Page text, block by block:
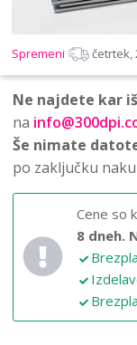
Spremeni četrtek,
Ne najdete kar
na
Še nimate
po zaključku
Cene so
8 dneh.